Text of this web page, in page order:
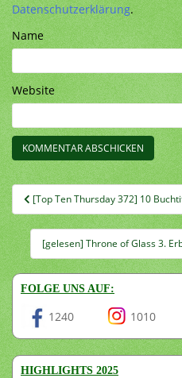
Datenschutzerklärung.
Name
Website
Beitragsnavigation
[Top Ten Thursday 372] 10
[gelesen] Throne of Glass 3.
FOLGE UNS AUF:
1240 1010
HIGHLIGHTS 2025